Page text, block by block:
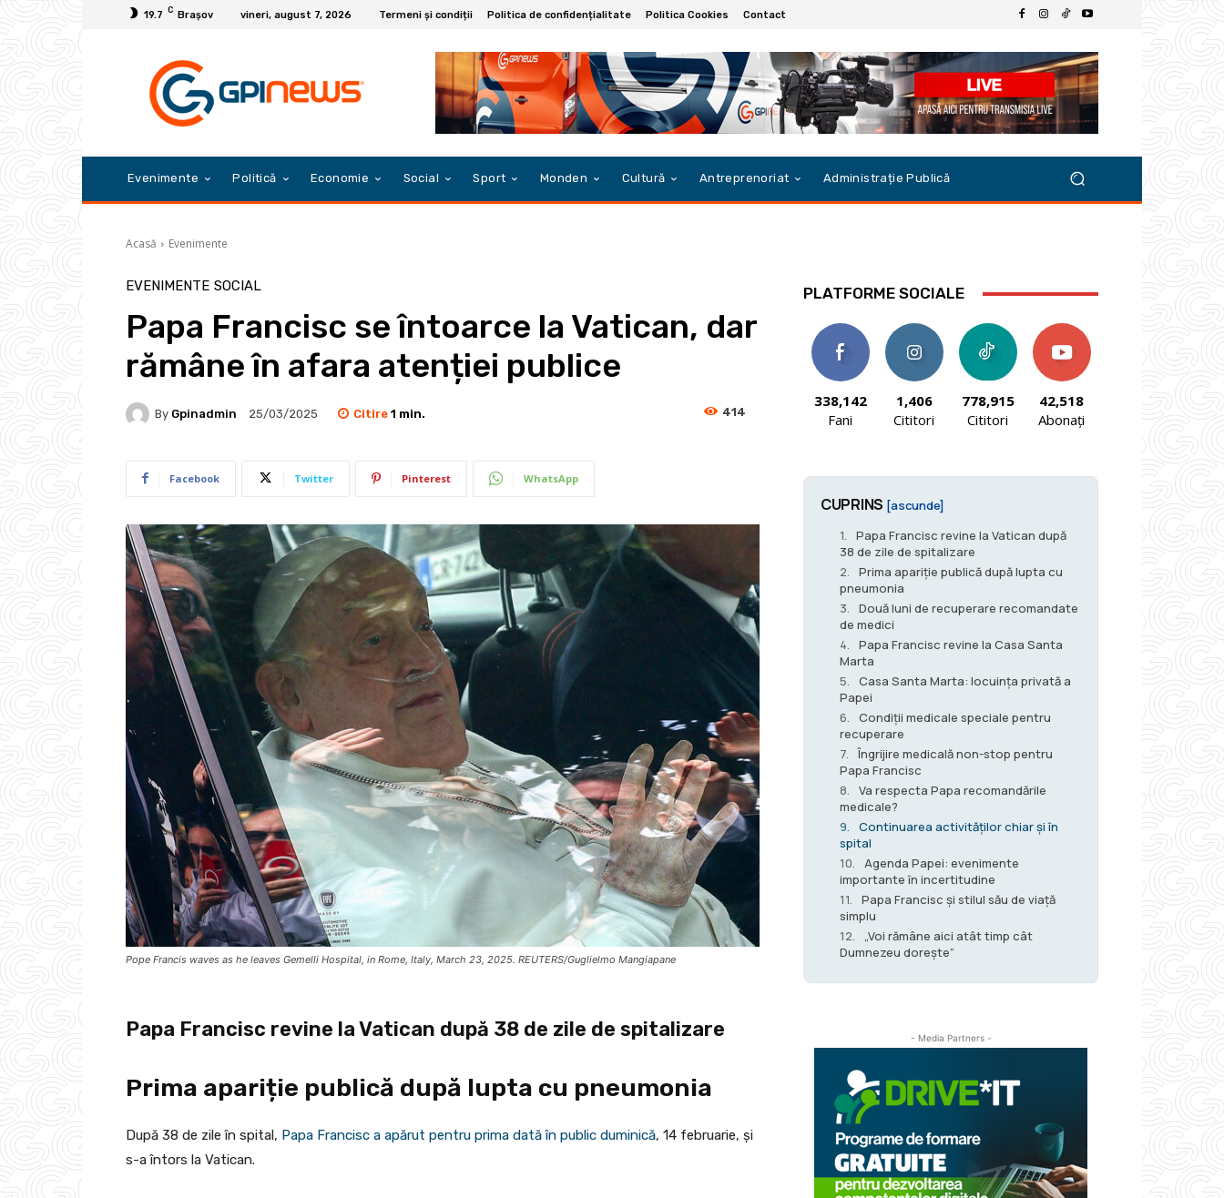
19.7 C Braşov vineri, august 7, 2026 Termeni și condiții Politica de confidențialitate Politica Cookies Contact
Evenimente Politică Economie Social Sport Monden Cultură Antreprenoriat Administrație Publică
Acasă Evenimente
EVENIMENTE SOCIAL
Papa Francisc se întoarce la Vatican, dar
rămâne în afara atenției publice
By Gpinadmin 25/03/2025 Citire 1 min. 414
Facebook Twitter Pinterest WhatsApp
Pope Francis waves as he leaves Gemelli Hospital, in Rome, Italy, March 23, 2025. REUTERS/Guglielmo Mangiapane
Papa Francisc revine la Vatican după 38 de zile de spitalizare
Prima apariție publică după lupta cu pneumonia
După 38 de zile în spital, Papa Francisc a apărut pentru prima dată în public duminică, 14 februarie, și
s-a întors la Vatican.
PLATFORME SOCIALE
338,142
Fani
1,406
Cititori
778,915
Cititori
42,518
Abonați
CUPRINS [ascunde]
Papa Francisc revine la Vatican după
38 de zile de spitalizare
Prima apariție publică după lupta cu
pneumonia
Două luni de recuperare recomandate
de medici
Papa Francisc revine la Casa Santa
Marta
Casa Santa Marta: locuința privată a
Papei
Condiții medicale speciale pentru
recuperare
Îngrijire medicală non-stop pentru
Papa Francisc
Va respecta Papa recomandările
medicale?
Continuarea activităților chiar și în
spital
Agenda Papei: evenimente
importante în incertitudine
Papa Francisc și stilul său de viață
simplu
„Voi rămâne aici atât timp cât
Dumnezeu dorește”
- Media Partners -